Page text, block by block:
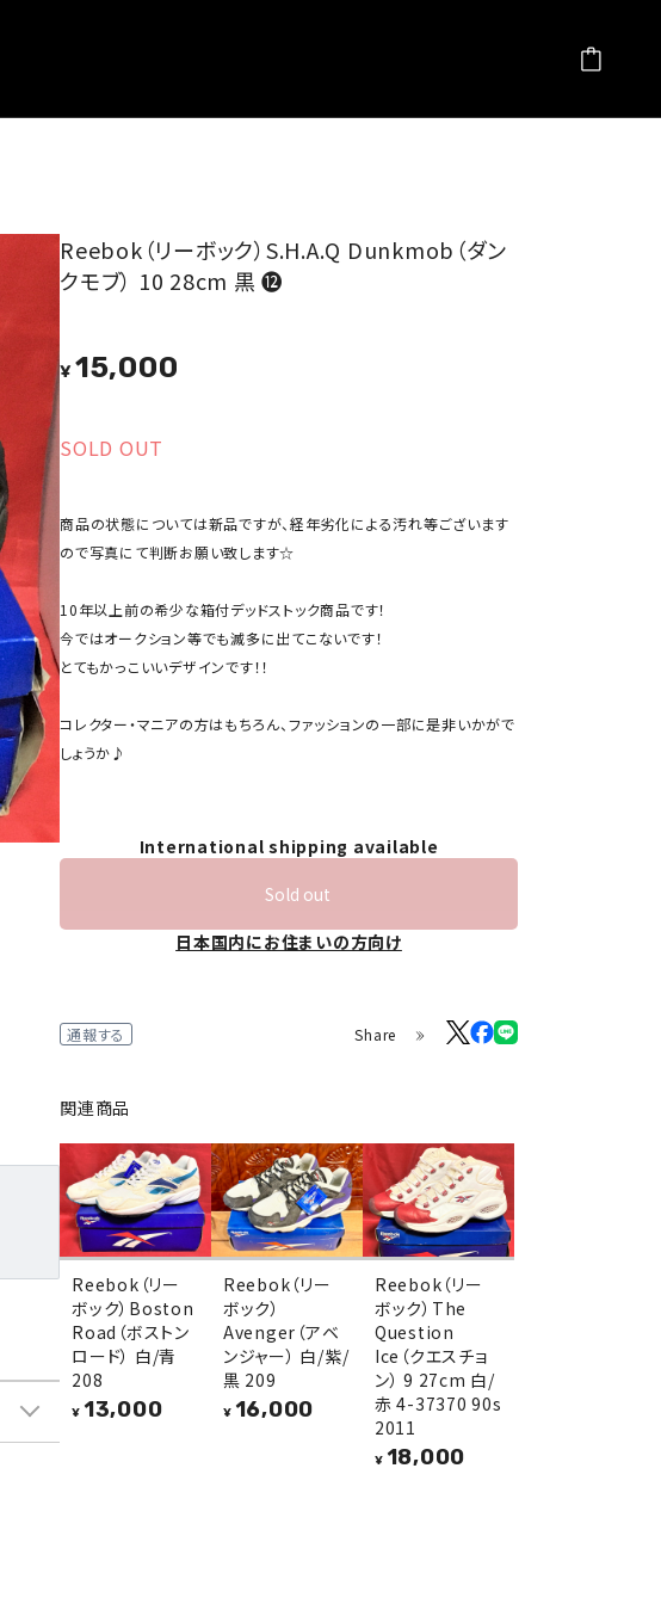
Reebok（リーボック）S.H.A.Q Dunkmob（ダン
クモブ） 10 28cm 黒 ⓬
¥15,000
SOLD OUT
商品の状態については新品ですが、経年劣化による汚れ等ございます
ので写真にて判断お願い致します☆
10年以上前の希少な箱付デッドストック商品です！
今ではオークション等でも滅多に出てこないです！
とてもかっこいいデザインです！！
コレクター・マニアの方はもちろん、ファッションの一部に是非いかがで
しょうか♪
International shipping available
Sold out
日本国内にお住まいの方向け
通報する Share
関連商品
Reebok（リー
ボック）Boston
Road（ボストン
ロード） 白/青
208
¥ 13,000
Reebok（リー
ボック）
Avenger（アベ
ンジャー） 白/紫/
黒 209
¥ 16,000
Reebok（リー
ボック）The
Question
Ice（クエスチョ
ン） 9 27cm 白/
赤 4-37370 90s
2011
¥ 18,000